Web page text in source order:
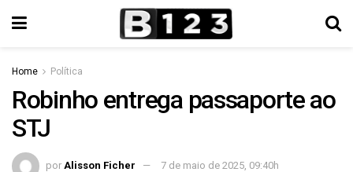
Home Política
Robinho entrega passaporte ao
STJ
por Alisson Ficher 7 de maio de 2025, 09:40h